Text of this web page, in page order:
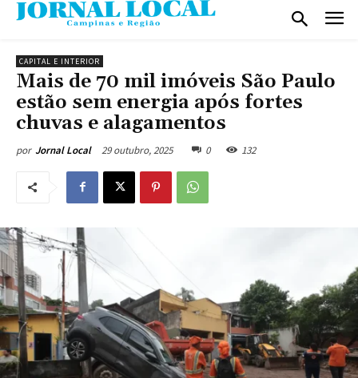
CAPITAL E INTERIOR
Mais de 70 mil imóveis São Paulo
estão sem energia após fortes
chuvas e alagamentos
por Jornal Local 29 outubro, 2025 0 132